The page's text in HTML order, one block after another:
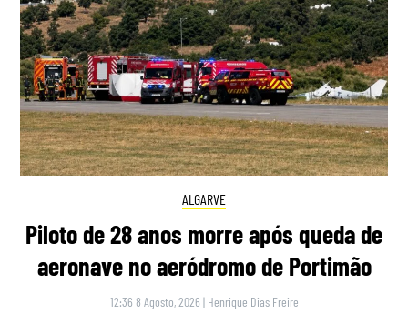
ALGARVE
Piloto de 28 anos morre após queda de
aeronave no aeródromo de Portimão
12:36 8 Agosto, 2026 | Henrique Dias Freire